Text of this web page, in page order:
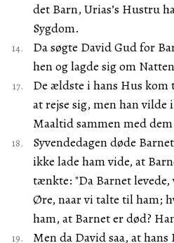
det Barn, Urias’s Hustru
Sygdom.
Da søgte David Gud for
hen og lagde sig om
De ældste i hans Hus
at rejse sig, men han
Maaltid sammen med
Syvendedagen døde
ikke lade ham vide, at
tænkte: "Da Barnet levede,
Øre, naar vi talte til ham;
ham, at Barnet er død?
Men da David saa, at